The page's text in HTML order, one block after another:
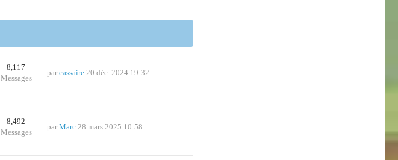
8,117
Messages
par cassaire 20 déc. 2024 19:32
8,492
Messages
par Marc 28 mars 2025 10:58